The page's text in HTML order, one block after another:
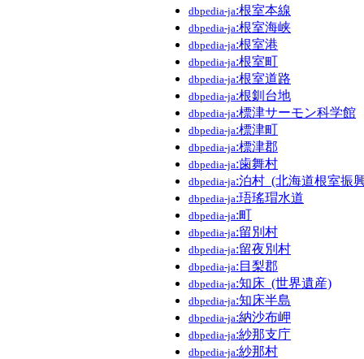
dbpedia-ja:根室本線
dbpedia-ja:根室海峡
dbpedia-ja:根室港
dbpedia-ja:根室町
dbpedia-ja:根室道路
dbpedia-ja:根釧台地
dbpedia-ja:標津サーモン科学館
dbpedia-ja:標津町
dbpedia-ja:標津郡
dbpedia-ja:歯舞村
dbpedia-ja:泊村_(北海道根室振
dbpedia-ja:珸瑤瑁水道
dbpedia-ja:町
dbpedia-ja:留別村
dbpedia-ja:留夜別村
dbpedia-ja:目梨郡
dbpedia-ja:知床_(世界遺産)
dbpedia-ja:知床半島
dbpedia-ja:納沙布岬
dbpedia-ja:紗那支庁
dbpedia-ja:紗那村